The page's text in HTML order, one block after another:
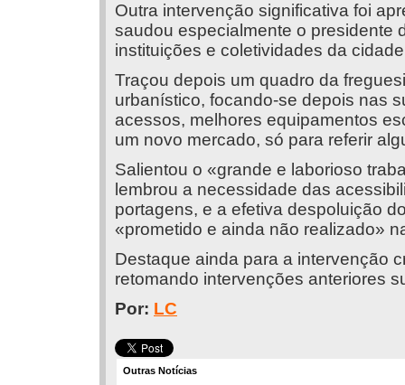
Outra intervenção significativa foi
saudou especialmente o presidente
instituições e coletividades da
Traçou depois um quadro da
urbanístico, focando-se depois nas
acessos, melhores equipamentos
um novo mercado, só para referir
Salientou o «grande e laborioso
lembrou a necessidade das
portagens, e a efetiva despoluição
«prometido e ainda não realizado»
Destaque ainda para a intervenção
retomando intervenções anteriores
Por: LC
Outras Notícias